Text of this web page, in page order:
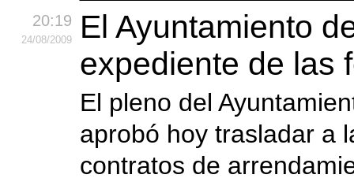
20:19
24/08/2009
El Ayuntamiento
expediente de las
El pleno del
aprobó hoy trasladar a
contratos de